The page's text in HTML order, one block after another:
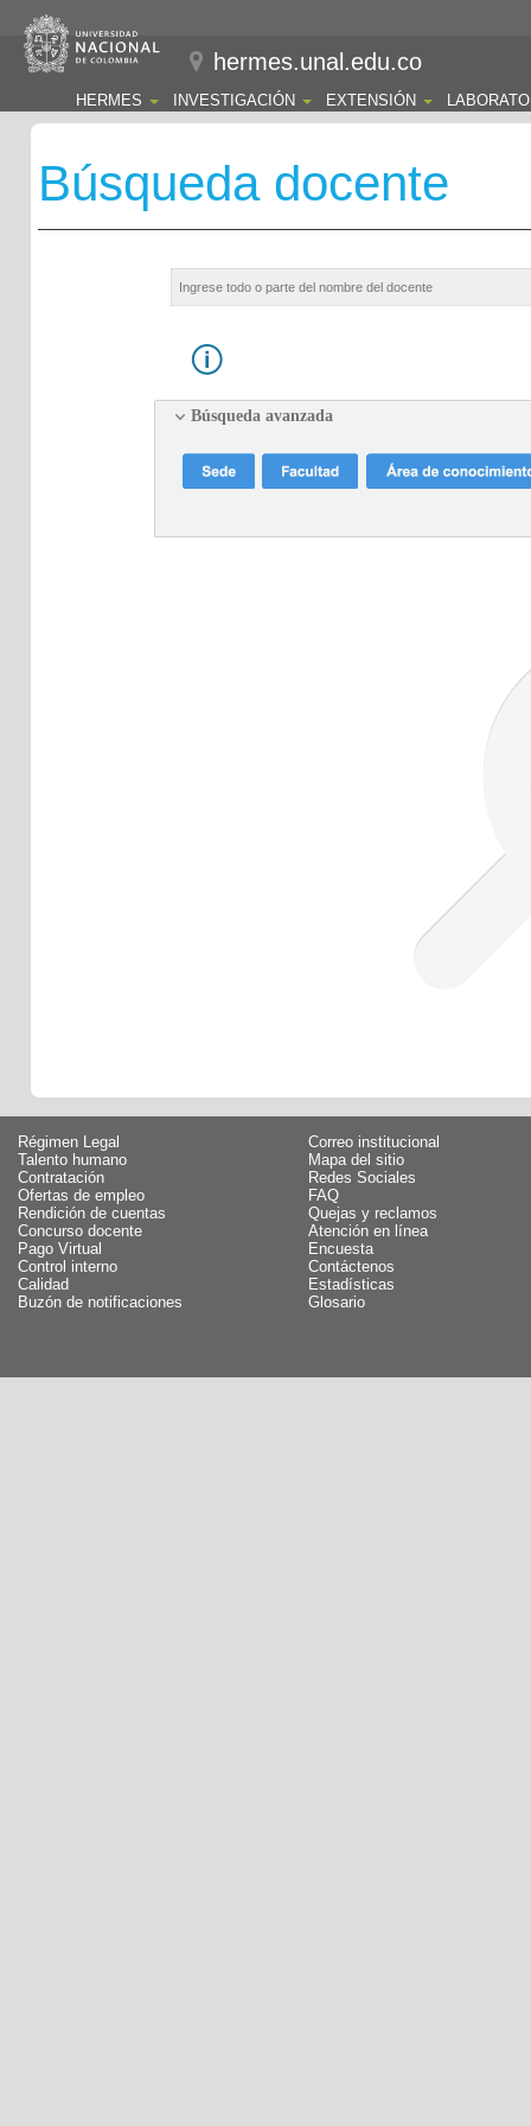
hermes.unal.edu.co
HERMES INVESTIGACIÓN EXTENSIÓN
Búsqueda docente
Búsqueda avanzada
Régimen Legal
Talento humano
Contratación
Ofertas de empleo
Rendición de cuentas
Concurso docente
Pago Virtual
Control interno
Calidad
Buzón de notificaciones
Correo institucional
Mapa del sitio
Redes Sociales
FAQ
Quejas y reclamos
Atención en línea
Encuesta
Contáctenos
Estadísticas
Glosario